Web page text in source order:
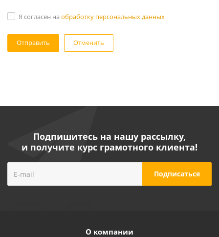
Я согласен на обработку персональных данных
Отменить
Подпишитесь на нашу рассылку,
и получите курс грамотного клиента!
О компании